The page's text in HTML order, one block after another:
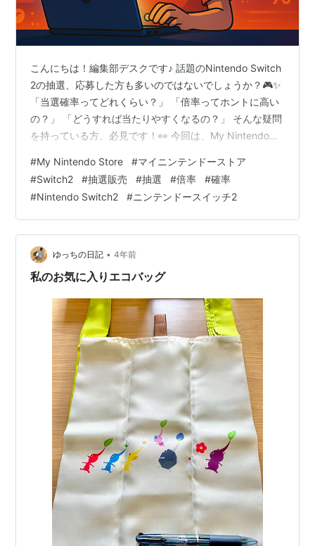
こんにちは！編集部デスクです♪ 話題のNintendo Switch
2の抽選、応募した方も多いのではないでしょうか？🎮✨
「当選確率ってどれくらい？」 「倍率ってホントに高い
の？」 「どうすれば当たりやすくなるの？」 そんな疑問
を持っている方、必見です！👀 今回は、My Nintendo
て、当選確率と倍率を徹底解説していきます！🔍 実際の
データや体験談を集めて、あなたの疑問にバッチリお答
えします💯 もう「当たる気がしない...」なんて諦めなく
ていいんです！この記事を読めば対策もバッチリ👍 📝こ
の記事を読めば... ✅ 実際の当…
#My Nintendo Store #マイニンテンドーストア
#Switch2 #抽選販売 #抽選 #倍率 #確率
#Nintendo Switch2 #ニンテンドースイッチ2
ゆっちの日記 • 4年前
私のお気に入りエコバッグ